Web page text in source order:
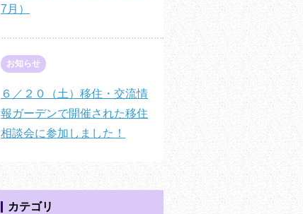
7月）
お知らせ
６／２０（土）移住・交流情
報ガーデンで開催された移住
相談会に参加しました！
カテゴリ